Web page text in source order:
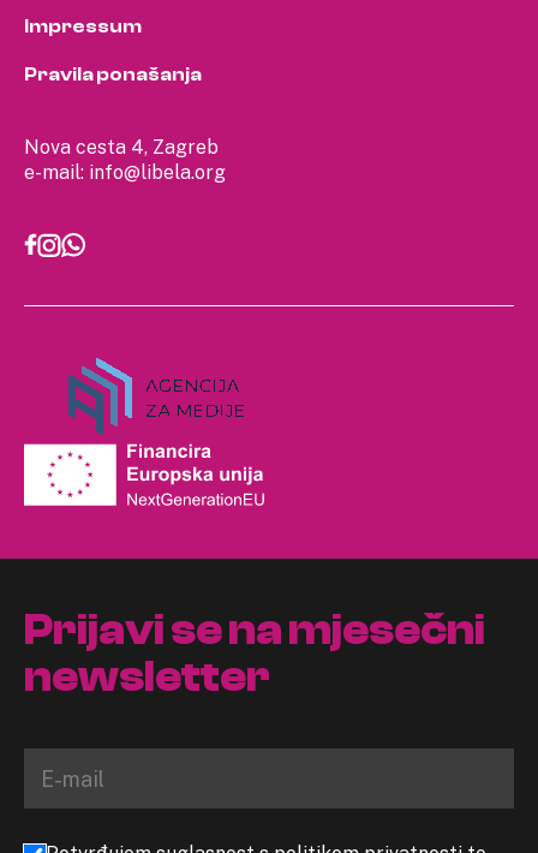
Nova cesta 4, Zagreb
e-mail: info@libela.org
Impressum
Pravila ponašanja
Prijavi se na mjesečni
newsletter